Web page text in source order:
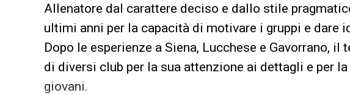
Allenatore dal carattere deciso e dallo stile
ultimi anni per la capacità di motivare i gruppi e dare
Dopo le esperienze a Siena, Lucchese e Gavorrano,
di diversi club per la sua attenzione ai dettagli e per
giovani.